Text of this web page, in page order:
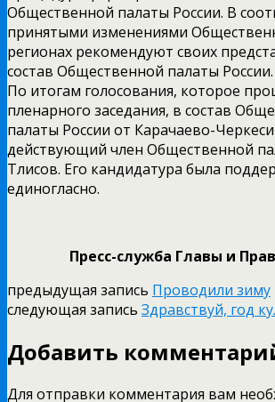
Общественной палаты России. В
принятыми изменениями
регионах рекомендуют своих
состав Общественной палаты России.
По итогам голосования, которое
пленарного заседания, в состав
палаты России от Карачаево-
действующий член Общественной
Тлисов. Его кандидатура была
единогласно.
Пресс-служба Главы и
предыдущая запись Проводили зиму
следующая запись Здравствуй, год
Добавить
Для отправки комментария вам